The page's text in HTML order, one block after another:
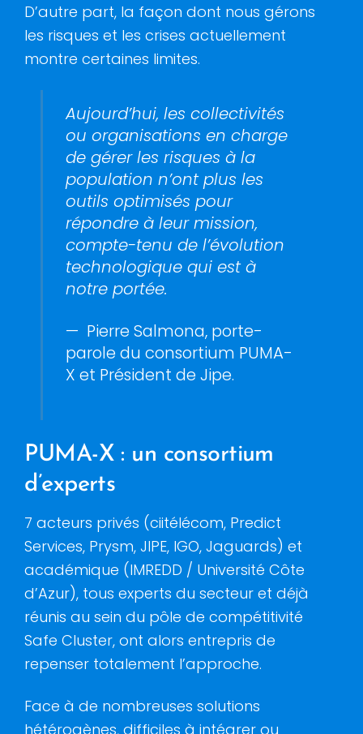
D’autre part, la façon dont nous gérons
les risques et les crises actuellement
montre certaines limites.
Aujourd’hui, les collectivités
ou organisations en charge
de gérer les risques à la
population n’ont plus les
outils optimisés pour
répondre à leur mission,
compte-tenu de l’évolution
technologique qui est à
notre portée.
— Pierre Salmona, porte-
parole du consortium PUMA-
X et Président de Jipe.
PUMA-X : un consortium
d’experts
7 acteurs privés (ciitélécom, Predict
Services, Prysm, JIPE, IGO, Jaguards) et
académique (IMREDD / Université Côte
d’Azur), tous experts du secteur et déjà
réunis au sein du pôle de compétitivité
Safe Cluster, ont alors entrepris de
repenser totalement l’approche.
Face à de nombreuses solutions
hétérogènes, difficiles à intégrer ou